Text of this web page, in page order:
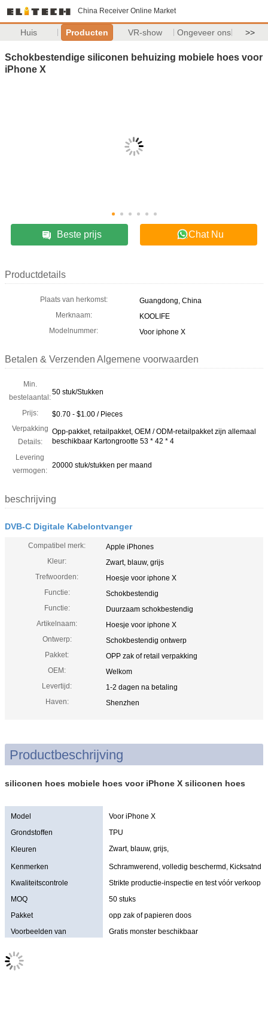
China Receiver Online Market
Huis Producten VR-show Ongeveer ons >>
Schokbestendige siliconen behuizing mobiele hoes voor
iPhone X
Beste prijs Chat Nu
Productdetails
Plaats van herkomst:
Guangdong, China
Merknaam:
KOOLIFE
Modelnummer:
Voor iphone X
Betalen & Verzenden Algemene voorwaarden
Min.
bestelaantal:
50 stuk/Stukken
Prijs:
$0.70 - $1.00 / Pieces
Verpakking
Details:
Opp-pakket, retailpakket, OEM / ODM-retailpakket zijn allemaal
beschikbaar Kartongrootte 53 * 42 * 4
Levering
vermogen:
20000 stuk/stukken per maand
beschrijving
DVB-C Digitale Kabelontvanger
Compatibel merk:
Apple iPhones
Kleur:
Zwart, blauw, grijs
Trefwoorden:
Hoesje voor iphone X
Functie:
Schokbestendig
Functie:
Duurzaam schokbestendig
Artikelnaam:
Hoesje voor iphone X
Ontwerp:
Schokbestendig ontwerp
Pakket:
OPP zak of retail verpakking
OEM:
Welkom
Levertijd:
1-2 dagen na betaling
Haven:
Shenzhen
Productbeschrijving
siliconen hoes mobiele hoes voor iPhone X siliconen hoes
Model
Voor iPhone X
Grondstoffen
TPU
Kleuren
Zwart, blauw, grijs,
Kenmerken
Schramwerend, volledig beschermd, Kicksatnd
Kwaliteitscontrole
Strikte productie-inspectie en test vóór verkoop
MOQ
50 stuks
Pakket
opp zak of papieren doos
Voorbeelden van
Gratis monster beschikbaar